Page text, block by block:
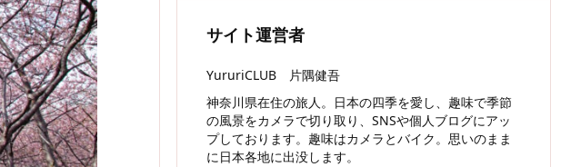
サイト運営者
YururiCLUB 片隅健吾
神奈川県在住の旅人。日本の四季を愛し、趣味で季節
の風景をカメラで切り取り、SNSや個人ブログにアッ
プしております。趣味はカメラとバイク。思いのまま
に日本各地に出没します。